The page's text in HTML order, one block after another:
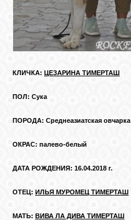
ВЫПУСКНИКИ
СВЯЗЬ
КЛИЧКА: ЦЕЗАРИНА ТИМЕРТАШ
ПОЛ: Сука
ПОРОДА: Среднеазиатская овчарка
ОКРАС: палево-белый
ДАТА РОЖДЕНИЯ: 16.04.2018 г.
ОТЕЦ: ИЛЬЯ МУРОМЕЦ ТИМЕРТАШ
МАТЬ: ВИВА ЛА ДИВА ТИМЕРТАШ